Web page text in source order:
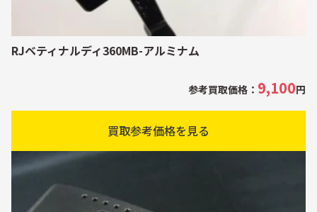
RJベティナルディ360MB-アルミナム
参考買取価格： 9,100円
買取参考価格を見る